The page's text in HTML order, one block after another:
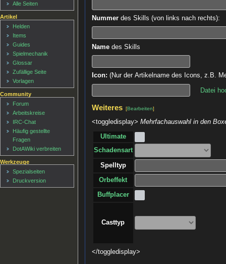
Nummerdes Skills (von links nach rechts):
Namedes Skills
Icon: (Nur der Artikelname des Icons, z.B.
Datei
Weiteres [Bearbeiten]
<toggledisplay> Mehrfachauswahl in den
Ultimate
Schadensart
Spelltyp
Orbeffekt
Buffplacer
Casttyp
</toggledisplay>
Alle Seiten
Artikel
Helden
Items
Guides
Spielmechanik
Glossar
Zufällige Seite
Vorlagen
Community
Forum
Arbeitskreise
IRC-Chat
Häufig gestellte
Fragen
DotAWiki verbreiten
Werkzeuge
Spezialseiten
Druckversion